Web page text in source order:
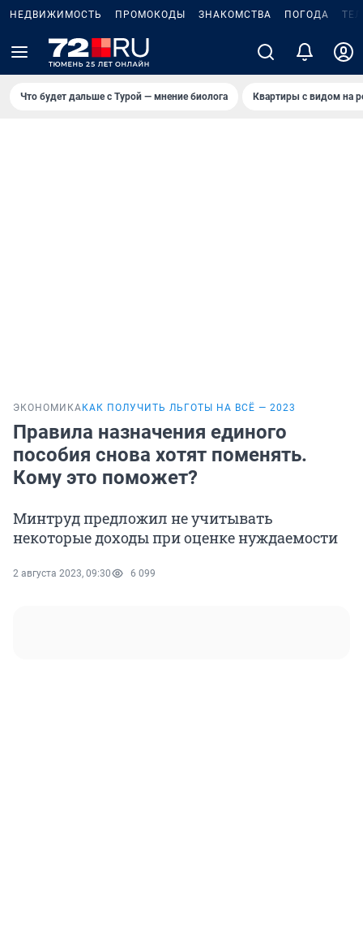
НЕДВИЖИМОСТЬ ПРОМОКОДЫ ЗНАКОМСТВА ПОГОДА
Что будет дальше с Турой — мнение биолога Квартиры с видом на
ЭКОНОМИКА КАК ПОЛУЧИТЬ ЛЬГОТЫ НА ВСЁ — 2023
Правила назначения единого
пособия снова хотят поменять.
Кому это поможет?
Минтруд предложил не учитывать
некоторые доходы при оценке нуждаемости
2 августа 2023, 09:30 6 099